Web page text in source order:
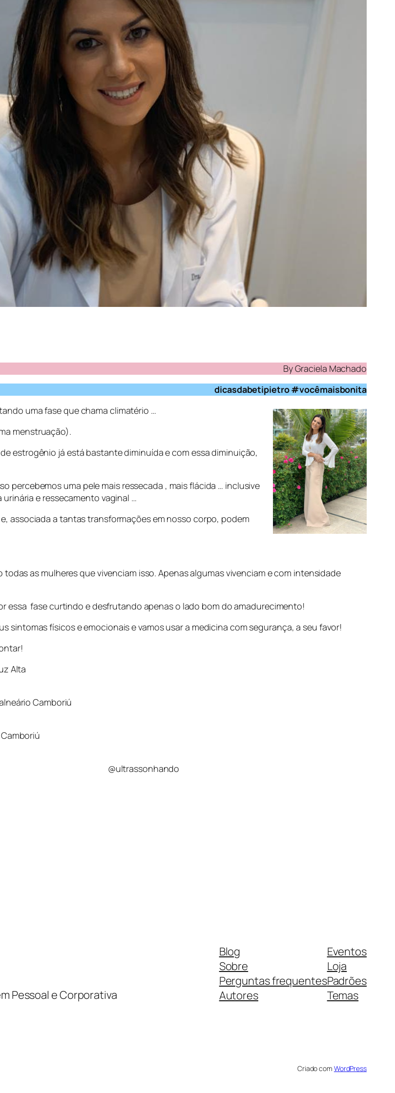
By Graciela Machado
dicasdabetipietro #vocêmaisbonita
uma fase que chama climatério …
menstruação).
estrogênio já está bastante diminuída e com essa diminuição,
percebemos uma pele mais ressecada , mais flácida … inclusive
e ressecamento vaginal …
associada a tantas transformações em nosso corpo, podem
as mulheres que vivenciam isso. Apenas algumas vivenciam e com intensidade
essa fase curtindo e desfrutando apenas o lado bom do amadurecimento!
sintomas físicos e emocionais e vamos usar a medicina com segurança, a seu favor!
Alta
Camboriú
@ultrassonhando
Pessoal e Corporativa
Blog
Sobre
Perguntas frequentes
Autores
Eventos
Loja
Padrões
Temas
Criado com WordPress